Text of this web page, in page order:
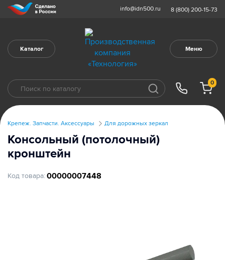
info@idn500.ru 8 (800) 200-15-73
Каталог Меню
0
Крепеж. Запчасти. Аксессуары Для дорожных зеркал
Консольный (потолочный)
кронштейн
Код товара: 00000007448